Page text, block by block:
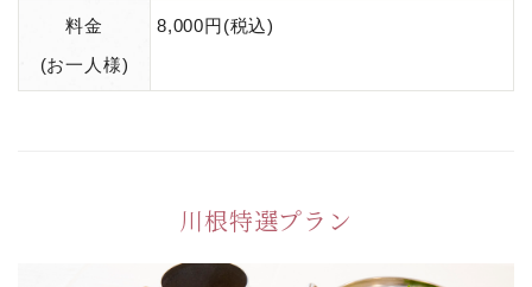
料金
(お一人様)
8,000円(税込)
川根特選プラン